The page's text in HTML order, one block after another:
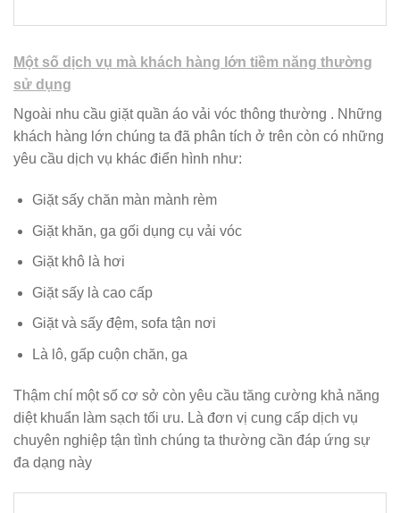
Một số dịch vụ mà khách hàng lớn tiềm năng thường
sử dụng
Ngoài nhu cầu giặt quần áo vải vóc thông thường . Những
khách hàng lớn chúng ta đã phân tích ở trên còn có những
yêu cầu dịch vụ khác điển hình như:
Giặt sấy chăn màn mành rèm
Giặt khăn, ga gối dụng cụ vải vóc
Giặt khô là hơi
Giặt sấy là cao cấp
Giặt và sấy đệm, sofa tận nơi
Là lô, gấp cuộn chăn, ga
Thậm chí một số cơ sở còn yêu cầu tăng cường khả năng
diệt khuẩn làm sạch tối ưu. Là đơn vị cung cấp dịch vụ
chuyên nghiệp tận tình chúng ta thường cần đáp ứng sự
đa dạng này